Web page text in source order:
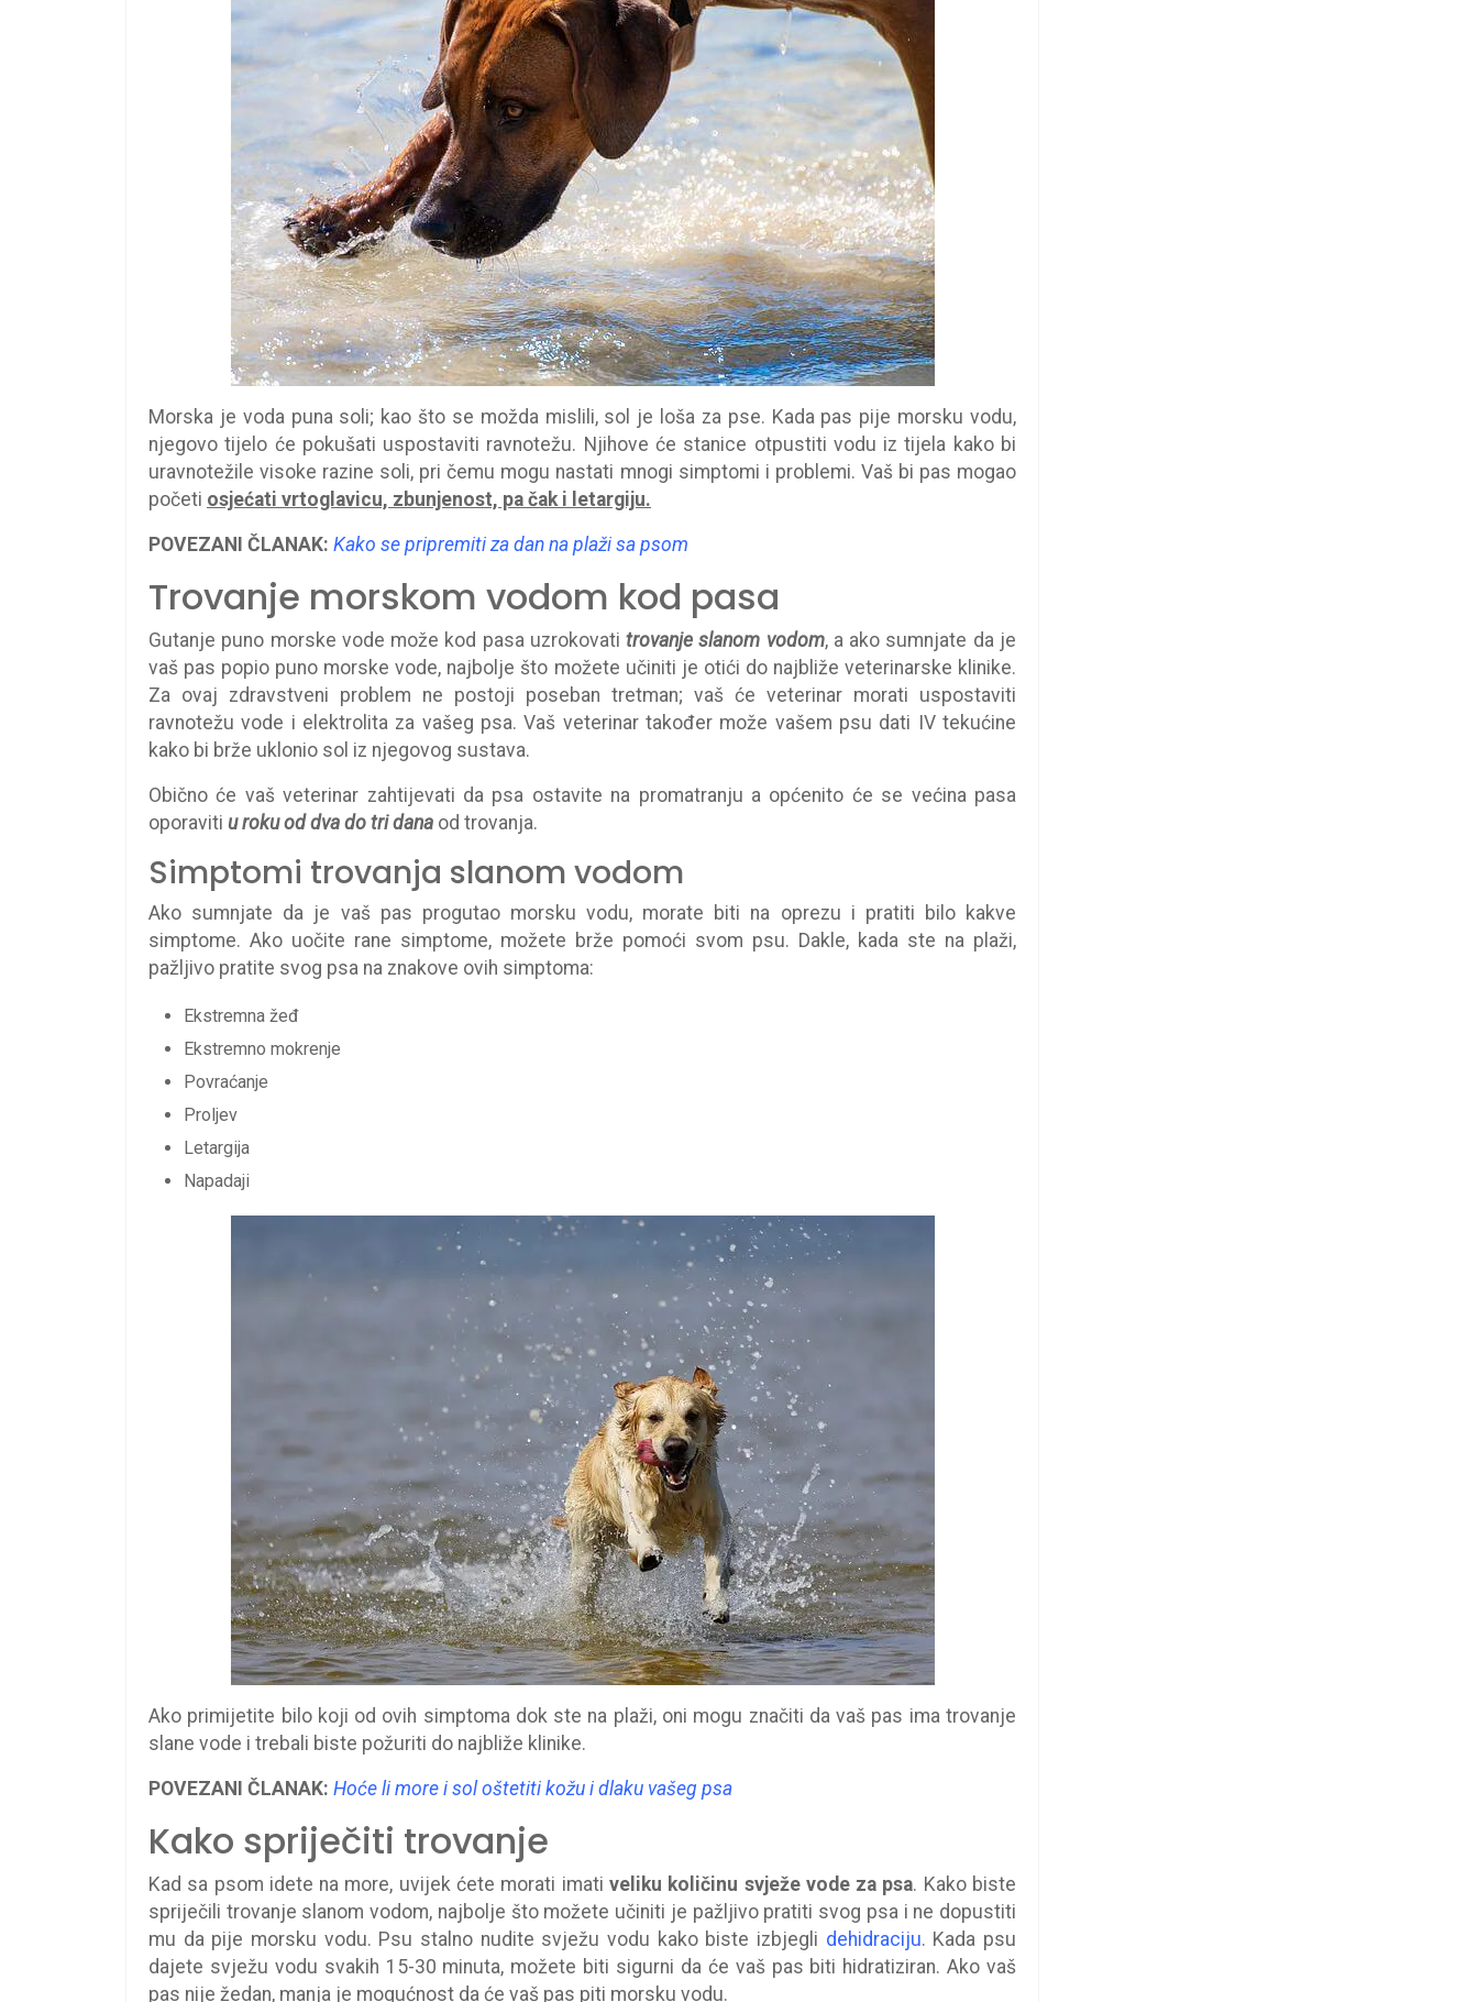
Morska je voda puna soli; kao što se možda mislili, sol je loša za pse. Kada pas pije morsku vodu,
njegovo tijelo će pokušati uspostaviti ravnotežu. Njihove će stanice otpustiti vodu iz tijela kako bi
uravnotežile visoke razine soli, pri čemu mogu nastati mnogi simptomi i problemi. Vaš bi pas mogao
početi osjećati vrtoglavicu, zbunjenost, pa čak i letargiju.
POVEZANI ČLANAK: Kako se pripremiti za dan na plaži sa psom
Trovanje morskom vodom kod pasa
Gutanje puno morske vode može kod pasa uzrokovatitrovanje slanom vodom, a ako sumnjate da je
vaš pas popio puno morske vode, najbolje što možete učiniti je otići do najbliže veterinarske klinike.
Za ovaj zdravstveni problem ne postoji poseban tretman; vaš će veterinar morati uspostaviti
ravnotežu vode i elektrolita za vašeg psa. Vaš veterinar također može vašem psu dati IV tekućine
kako bi brže uklonio sol iz njegovog sustava.
Obično će vaš veterinar zahtijevati da psa ostavite na promatranju a općenito će se većina pasa
oporaviti u roku od dva do tri dana od trovanja.
Simptomi trovanja slanom vodom
Ako sumnjate da je vaš pas progutao morsku vodu, morate biti na oprezu i pratiti bilo kakve
simptome. Ako uočite rane simptome, možete brže pomoći svom psu. Dakle, kada ste na plaži,
pažljivo pratite svog psa na znakove ovih simptoma:
Ekstremna žeđ
Ekstremno mokrenje
Povraćanje
Proljev
Letargija
Napadaji
Ako primijetite bilo koji od ovih simptoma dok ste na plaži, oni mogu značiti da vaš pas ima trovanje
slane vode i trebali biste požuriti do najbliže klinike.
POVEZANI ČLANAK: Hoće li more i sol oštetiti kožu i dlaku vašeg psa
Kako spriječiti trovanje
Kad sa psom idete na more, uvijek ćete morati imati veliku količinu svježe vode za psa. Kako biste
spriječili trovanje slanom vodom, najbolje što možete učiniti je pažljivo pratiti svog psa i ne dopustiti
mu da pije morsku vodu. Psu stalno nudite svježu vodu kako biste izbjegli dehidraciju. Kada psu
dajete svježu vodu svakih 15-30 minuta, možete biti sigurni da će vaš pas biti hidratiziran. Ako vaš
pas nije žedan, manja je mogućnost da će vaš pas piti morsku vodu.